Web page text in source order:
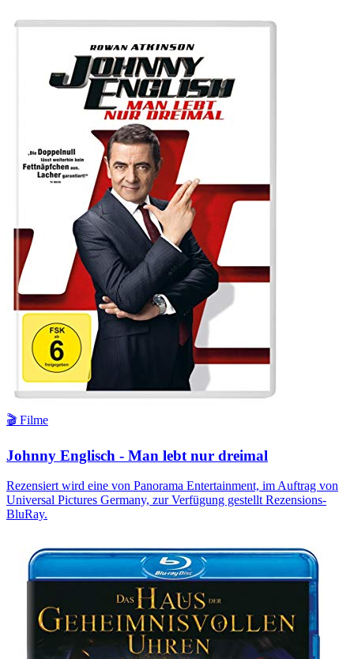
🎬 Filme
Johnny Englisch - Man lebt nur dreimal
Rezensiert wird eine von Panorama Entertainment, im Auftrag von
Universal Pictures Germany, zur Verfügung gestellt Rezensions-
BluRay.